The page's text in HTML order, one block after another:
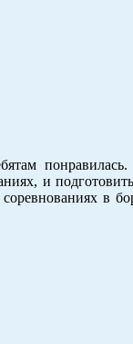
понравилась.
и
в